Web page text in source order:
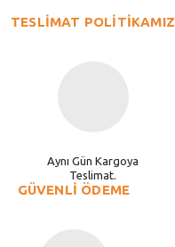
TESLİMAT POLİTİKAMIZ
Aynı Gün Kargoya
Teslimat.
GÜVENLİ ÖDEME